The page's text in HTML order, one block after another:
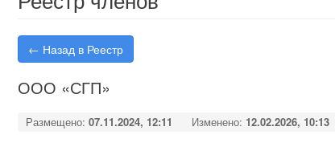
← Назад в Реестр
ООО «СГП»
Размещено: 07.11.2024, 12:11 Изменено: 12.02.2026, 10:13